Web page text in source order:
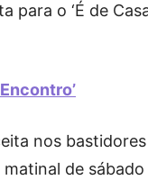
o ‘É de
nos
de sábado